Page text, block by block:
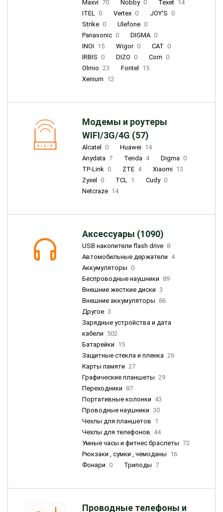
Maxvi 70 Nobby 0 Texet 14
ITEL 0 Vertex 0 JOY'S 0
Strike 0 Ulefone 0
Panasonic 0 DIGMA 0
INOI 15 Wigor 0 CAT 0
IRBIS 0 DIZO 0 Corn 0
Olmio 23 Fontel
15
Xenium 12
Модемы и роутеры
WIFI/3G/4G (57)
Alcatel 0 Huawei 14
Anydata 7 Tenda 4 Digma 0
TP-Link 0 ZTE 4 Xiaomi 13
Zyxel
0 TCL 1 Cudy 0
Netcraze 14
Аксессуары (1090)
USB накопители flash drive 8
Автомобильные держатели 4
Аккумуляторы 0
Беспроводные наушники 89
Внешние жесткие диски 3
Внешние аккумуляторы 86
Другое 3
Зарядные устройства и дата
кабели 502
Батарейки 15
Защитные стекла и пленка 26
Карты памяти 27
Графические планшеты 29
Переходники 87
Портативные колонки 43
Проводные наушники 30
Чехлы для планшетов 1
Чехлы для телефонов 44
Умные часы и фитнес браслеты 72
Рюкзаки , сумки , чемоданы 16
Фонари 0 Триподы 7
Проводные телефоны и